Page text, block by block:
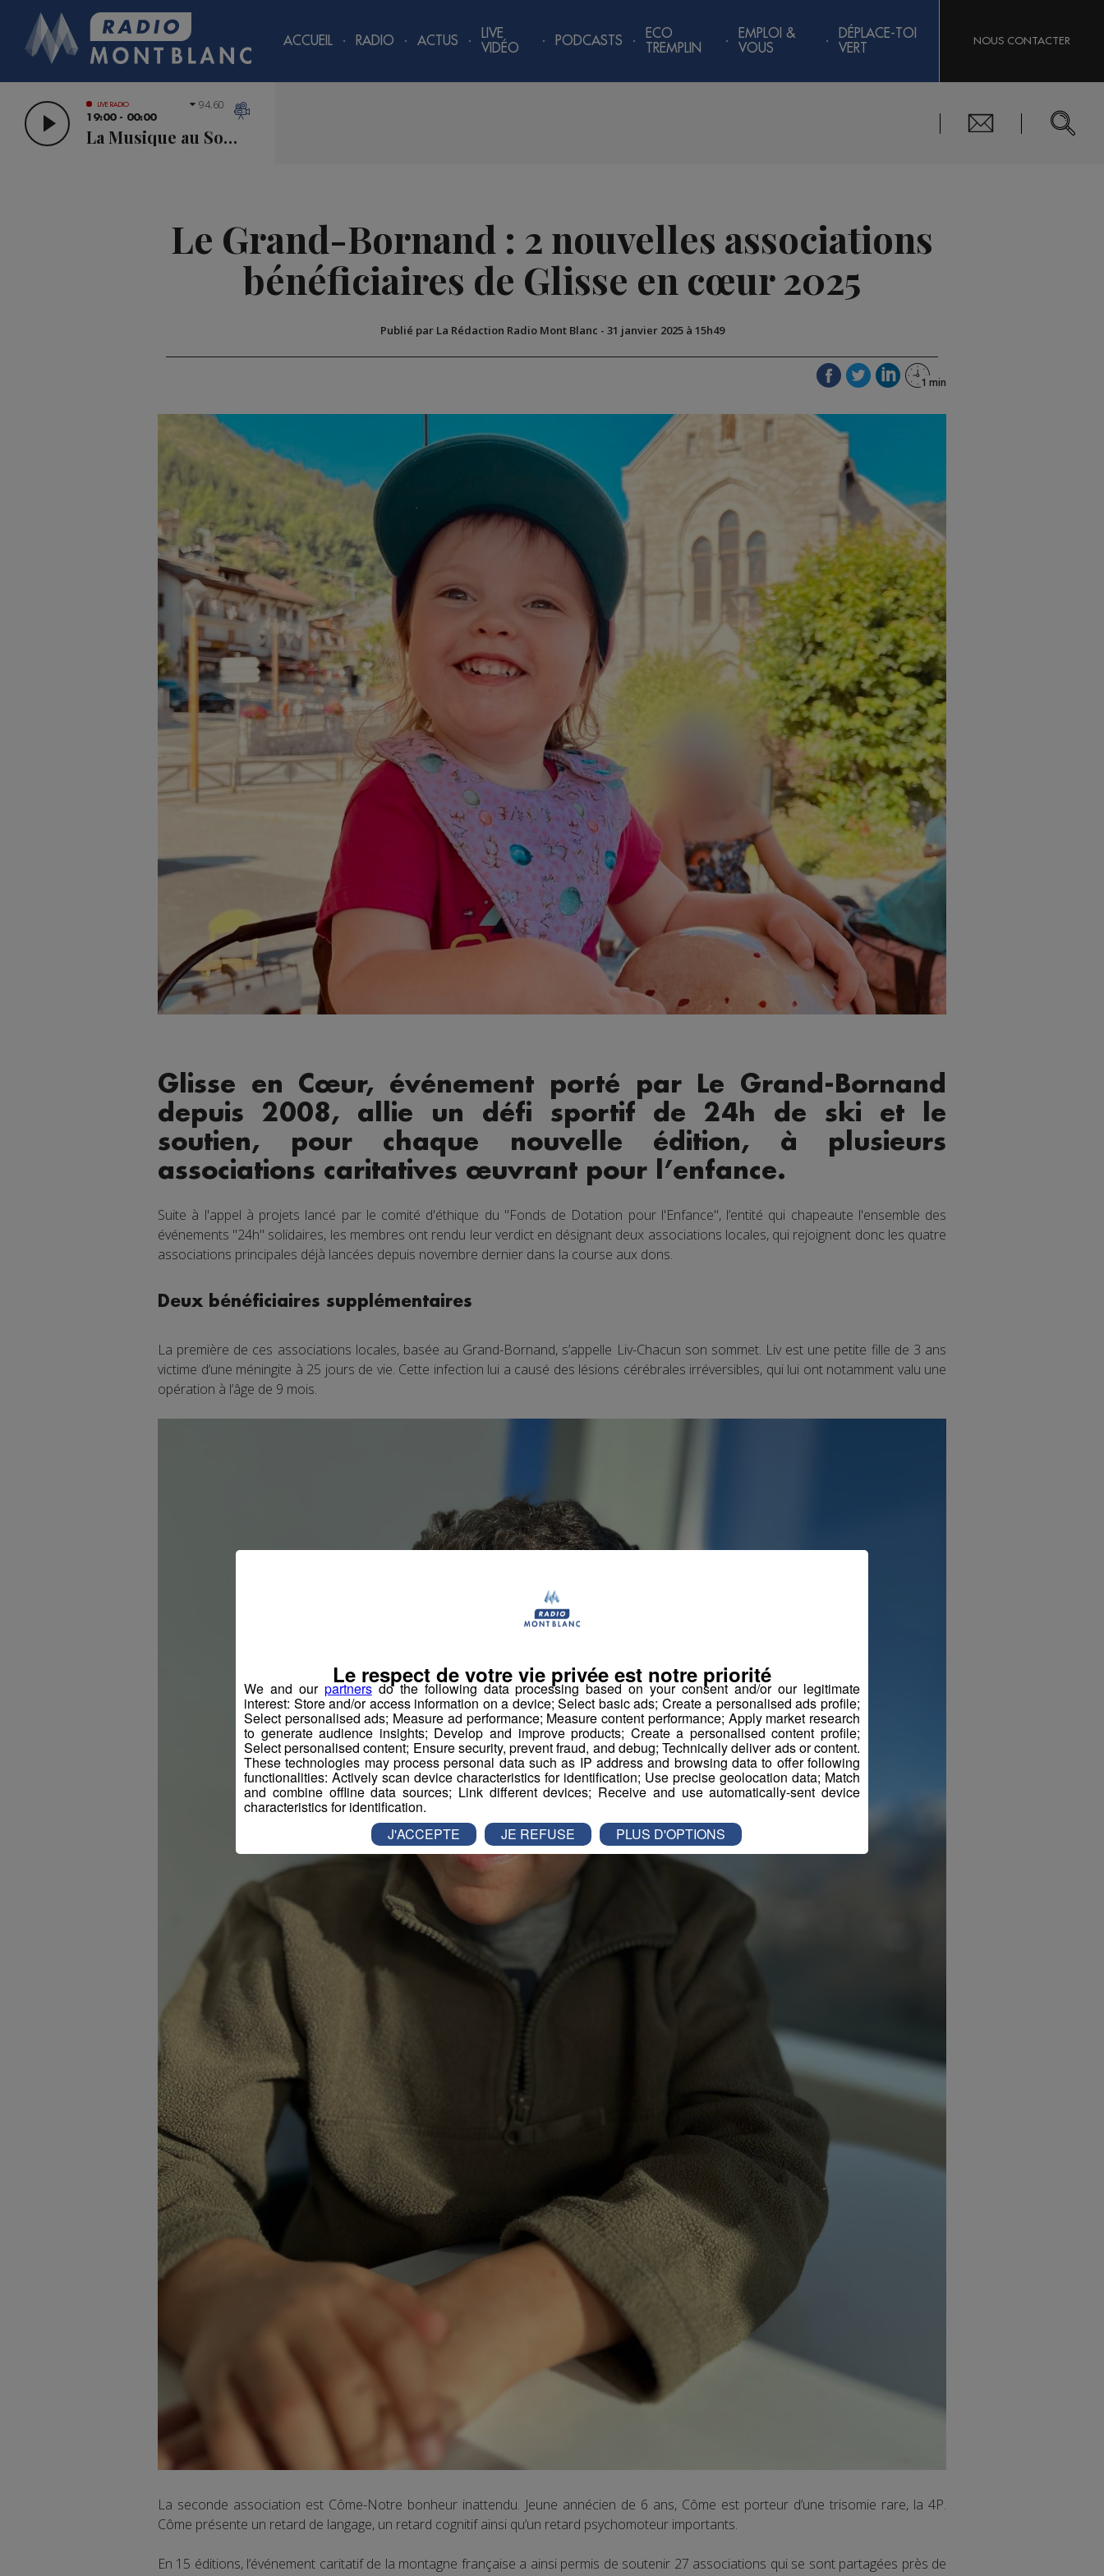
ACCUEIL RADIO ACTUS
LIVE
VIDÉO
PODCASTS
ECO
TREMPLIN
EMPLOI &
VOUS
DÉPLACE-TOI
VERT
NOUS CONTACTER
LIVE RADIO
19:00 - 00:00
La Musique au Sommet
94.60
Le Grand-Bornand : 2 nouvelles associations
bénéficiaires de Glisse en cœur 2025
Publié par La Rédaction Radio Mont Blanc - 31 janvier 2025 à 15h49
Glisse en Cœur, événement porté par Le Grand-Bornand
depuis 2008, allie un défi sportif de 24h de ski et le
soutien, pour chaque nouvelle édition, à plusieurs
associations caritatives œuvrant pour l’enfance.
Suite à l'appel à projets lancé par le comité d'éthique du "Fonds de Dotation pour l'Enfance", l’entité qui chapeaute l'ensemble des
événements "24h" solidaires, les membres ont rendu leur verdict en désignant deux associations locales, qui rejoignent donc les quatre
associations principales déjà lancées depuis novembre dernier dans la course aux dons.
Deux bénéficiaires supplémentaires
La première de ces associations locales, basée au Grand-Bornand, s’appelle Liv-Chacun son sommet. Liv est une petite fille de 3 ans
victime d’une méningite à 25 jours de vie. Cette infection lui a causé des lésions cérébrales irréversibles, qui lui ont notamment valu une
opération à l’âge de 9 mois.
La seconde association est Côme-Notre bonheur inattendu. Jeune annécien de 6 ans, Côme est porteur d’une trisomie rare, la 4P.
Côme présente un retard de langage, un retard cognitif ainsi qu’un retard psychomoteur importants.
En 15 éditions, l’événement caritatif de la montagne française a ainsi permis de soutenir 27 associations qui se sont partagées près de
We and our partnersdo the following data processing based on your consent and/or our legitimate
interest: Store and/or access information on a device; Select basic ads; Create a personalised ads profile;
Select personalised ads; Measure ad performance; Measure content performance; Apply market research
to generate audience insights; Develop and improve products; Create a personalised content profile;
Select personalised content; Ensure security, prevent fraud, and debug; Technically deliver ads or content.
These technologies may process personal data such as IP address and browsing data to offer following
functionalities: Actively scan device characteristics for identification; Use precise geolocation data; Match
and combine offline data sources; Link different devices; Receive and use automatically-sent device
characteristics for identification.
Le respect de votre vie privée est notre priorité
J'ACCEPTE JE REFUSE PLUS D'OPTIONS